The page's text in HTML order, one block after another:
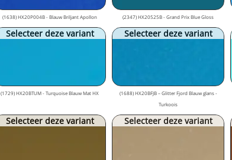
(1638) HX20P004B - Blauw Briljant Apollon (2347) HX20525B - Grand Prix Blue Gloss
Selecteer deze variant
(1729) HX20BTUM - Turquoise Blauw Mat HX
Selecteer deze variant
(1688) HX20BFJB – Glitter Fjord Blauw glans -
Turkoois
Selecteer deze variant Selecteer deze variant